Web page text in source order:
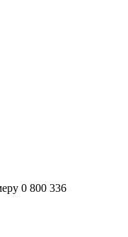
0 800 336